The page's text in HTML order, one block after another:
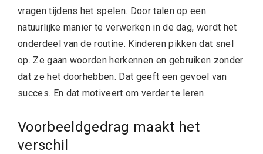
vragen tijdens het spelen. Door talen op een
natuurlijke manier te verwerken in de dag, wordt het
onderdeel van de routine. Kinderen pikken dat snel
op. Ze gaan woorden herkennen en gebruiken zonder
dat ze het doorhebben. Dat geeft een gevoel van
succes. En dat motiveert om verder te leren.
Voorbeeldgedrag maakt het
verschil